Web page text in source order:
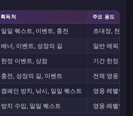
획득처 주요 용도
일일 퀘스트, 이벤트, 충전
초대장, 천상
배너, 이벤트, 성장의 길
일반 에픽 배
한정 이벤트, 상점
기간 한정 픽
충전, 성장의 길, 이벤트
전체 영웅 / S
캠페인 방치, 낚시, 일일 퀘스트
영웅 레벨업,
방치 수입, 일일 퀘스트
영웅 레벨업